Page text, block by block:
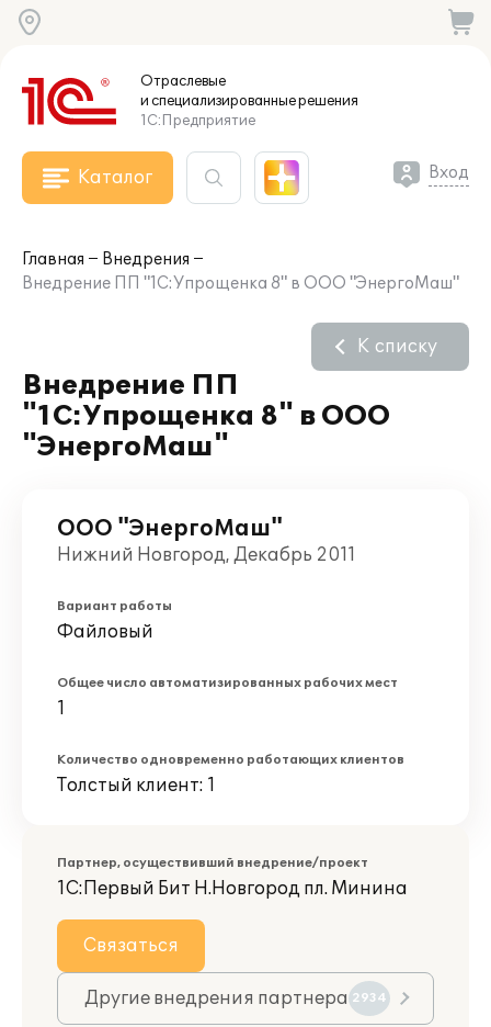
Отраслевые
и специализированныерешения
1С:Предприятие
Каталог Вход
Главная
Внедрения
Внедрение ПП "1С:Упрощенка 8" в ООО "ЭнергоМаш"
Внедрение ПП
"1С:Упрощенка 8" в ООО
"ЭнергоМаш"
К списку
ООО "ЭнергоМаш"
Нижний Новгород, Декабрь 2011
Вариант работы
Файловый
Общее число автоматизированных рабочих мест
1
Количество одновременно работающих клиентов
Толстый клиент: 1
Партнер, осуществивший внедрение/проект
1С:Первый Бит Н.Новгород пл. Минина
Связаться
Другие внедрения партнера 2934